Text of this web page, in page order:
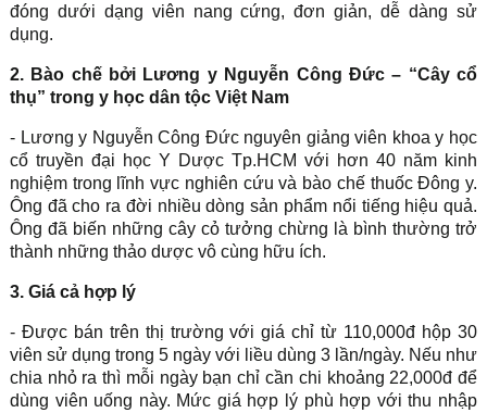
đóng dưới dạng viên nang cứng, đơn giản, dễ dàng sử
dụng.
2. Bào chế bởi Lương y Nguyễn Công Đức – “Cây cổ
thụ” trong y học dân tộc Việt Nam
- Lương y Nguyễn Công Đức nguyên giảng viên khoa y học
cổ truyền đại học Y Dược Tp.HCM với hơn 40 năm kinh
nghiệm trong lĩnh vực nghiên cứu và bào chế thuốc Đông y.
Ông đã cho ra đời nhiều dòng sản phẩm nổi tiếng hiệu quả.
Ông đã biến những cây cỏ tưởng chừng là bình thường trở
thành những thảo dược vô cùng hữu ích.
3. Giá cả hợp lý
- Được bán trên thị trường với giá chỉ từ 110,000đ hộp 30
viên sử dụng trong 5 ngày với liều dùng 3 lần/ngày. Nếu như
chia nhỏ ra thì mỗi ngày bạn chỉ cần chi khoảng 22,000đ để
dùng viên uống này. Mức giá hợp lý phù hợp với thu nhập